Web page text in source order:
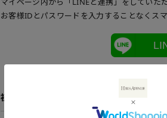
お客様IDとパスワードを入力することなくス
初めてご利用の方